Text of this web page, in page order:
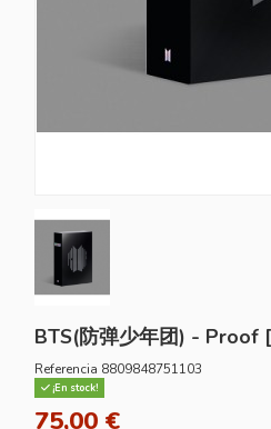
BTS(防弹少年团) - Proof
Referencia 8809848751103
¡En stock!
75,00 €